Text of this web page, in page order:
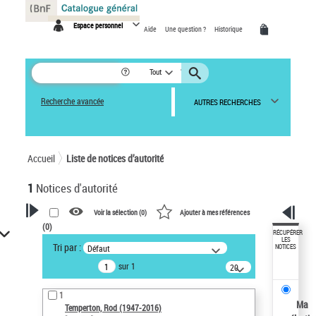
Espace personnel Aide Une question ? Historique
Tout
Recherche avancée AUTRES RECHERCHES
Accueil Liste de notices d’autorité
1 Notices d'autorité
VOTRE RECHERCHE
Recherche avancée dans les
notices d’autorité
Œuvres liées à l'auteur :
Temperton, Rod (1947-2016)
Voir la sélection (0) Ajouter à mes références
(0)
Tri par : Défaut
sur 1
20
résultats/page
1
Temperton, Rod (1947-2016)
RÉCUPÉRER
LES
NOTICES
Ma
Panneau de gestion des cookies